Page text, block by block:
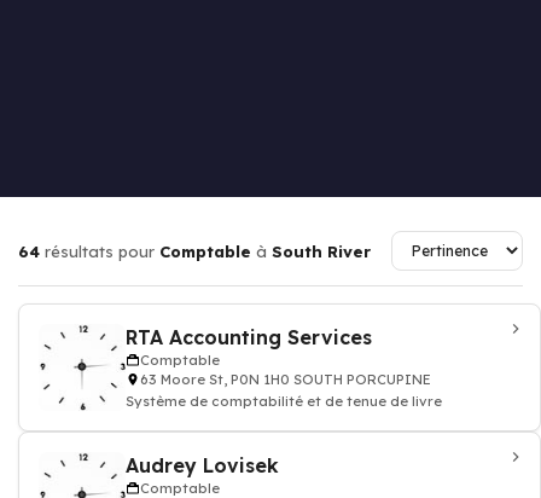
64 résultats pour Comptable à South River
RTA Accounting Services
Comptable
63 Moore St, P0N 1H0 SOUTH PORCUPINE
Système de comptabilité et de tenue de livre
Audrey Lovisek
Comptable